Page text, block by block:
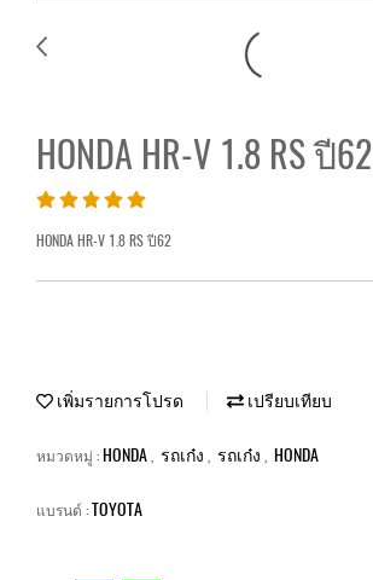
HONDA HR-V 1.8 RS ปี62
HONDA HR-V 1.8 RS ปี62
เพิ่มรายการโปรด เปรียบเทียบ
หมวดหมู่ :HONDA รถเก๋ง รถเก๋ง HONDA
แบรนด์ :TOYOTA